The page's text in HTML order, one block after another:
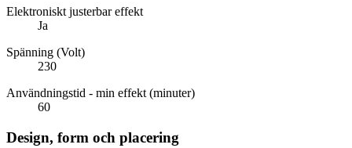
Elektroniskt justerbar effekt
Ja
Spänning (Volt)
230
Användningstid - min effekt (minuter)
60
Design, form och placering